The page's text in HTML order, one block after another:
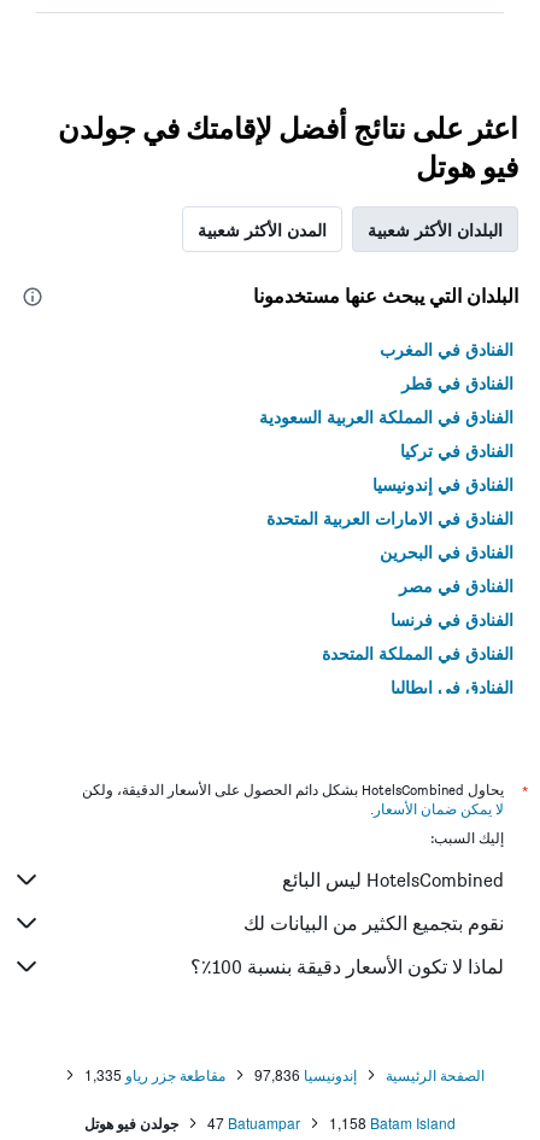
اعثر على نتائج أفضل لإقامتك في جولدن
فيو هوتل
البلدان الأكثر شعبية المدن الأكثر شعبية
البلدان التي يبحث عنها مستخدمونا
الفنادق في المغرب
الفنادق في قطر
الفنادق في المملكة العربية السعودية
الفنادق في تركيا
الفنادق في إندونيسيا
الفنادق في الامارات العربية المتحدة
الفنادق في البحرين
الفنادق في مصر
الفنادق في فرنسا
الفنادق في المملكة المتحدة
الفنادق في إيطاليا
*
يحاول HotelsCombined بشكل دائم الحصول على الأسعار الدقيقة، ولكن
لا يمكن ضمان الأسعار .
إليك السبب:
HotelsCombined ليس البائع
نقوم بتجميع الكثير من البيانات لك
لماذا لا تكون الأسعار دقيقة بنسبة 100٪؟
الصفحة الرئيسية إندونيسيا 97,836 مقاطعة جزر رياو 1,335
Batam Island
1,158
Batuampar
47 جولدن فيو هوتل